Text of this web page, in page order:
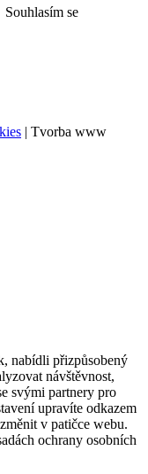
Souhlasím se
| Tvorba www
nabídli přizpůsobený
návštěvnost,
svými partnery pro
upravíte odkazem
v patičce webu.
ochrany osobních